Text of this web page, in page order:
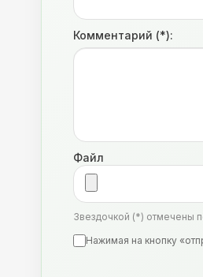
Комментарий (*):
Файл
Звездочкой (*) отмечены
Нажимая на кнопку